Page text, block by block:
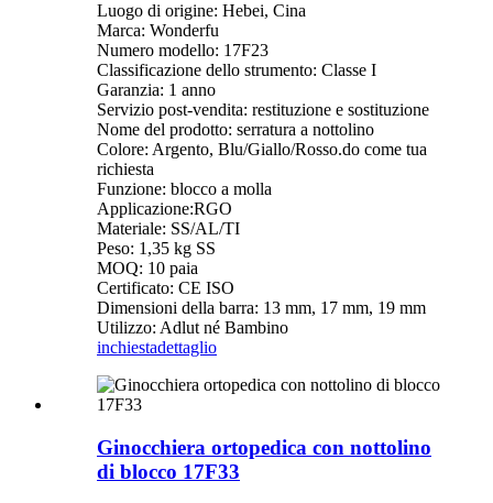
Luogo di origine: Hebei, Cina
Marca: Wonderfu
Numero modello: 17F23
Classificazione dello strumento: Classe I
Garanzia: 1 anno
Servizio post-vendita: restituzione e sostituzione
Nome del prodotto: serratura a nottolino
Colore: Argento, Blu/Giallo/Rosso.do come tua
richiesta
Funzione: blocco a molla
Applicazione:RGO
Materiale: SS/AL/TI
Peso: 1,35 kg SS
MOQ: 10 paia
Certificato: CE ISO
Dimensioni della barra: 13 mm, 17 mm, 19 mm
Utilizzo: Adlut né Bambino
inchiestadettaglio
Ginocchiera ortopedica con nottolino
di blocco 17F33